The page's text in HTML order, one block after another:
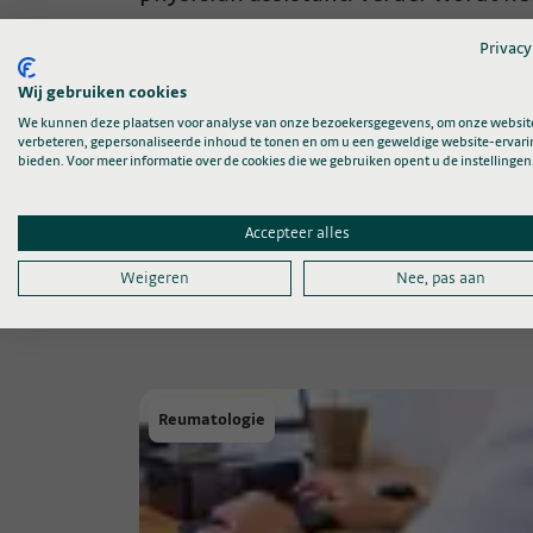
de poli zonder afspraak. Ook is er
Uiteraard zijn we het CWZ
Wellicht ook
Reumatologie
Wij gebruiken cookies
We kunnen deze plaatsen voor analyse van onze bezoekersgegevens, om onze
verbeteren, gepersonaliseerde inhoud te tonen en om u een geweldige website-
bieden. Voor meer informatie over de cookies die we gebruiken opent u de instellingen.
Accepteer alles
Weigeren Nee, pas aan